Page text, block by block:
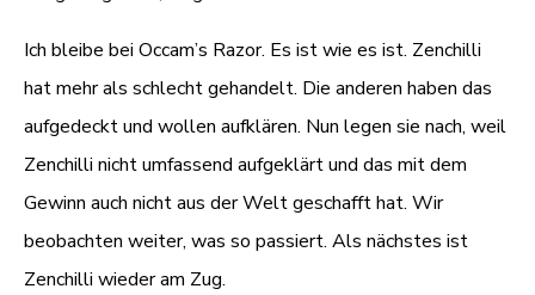
Ich bleibe bei Occam’s Razor. Es ist wie es ist. Zenchilli
hat mehr als schlecht gehandelt. Die anderen haben das
aufgedeckt und wollen aufklären. Nun legen sie nach, weil
Zenchilli nicht umfassend aufgeklärt und das mit dem
Gewinn auch nicht aus der Welt geschafft hat. Wir
beobachten weiter, was so passiert. Als nächstes ist
Zenchilli wieder am Zug.